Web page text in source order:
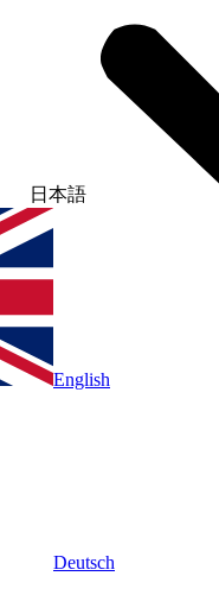
日本語
English
Deutsch